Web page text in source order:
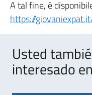
A tal fine, è
https://
Usted
interesado